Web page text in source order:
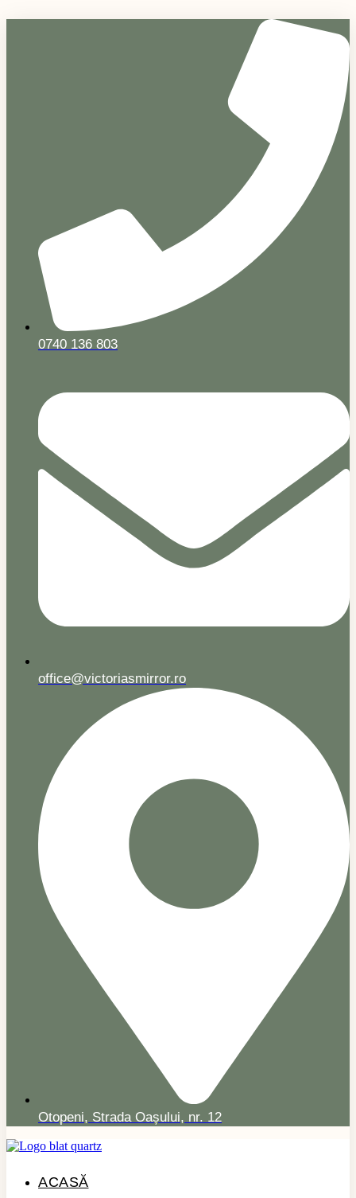
0740 136 803
office@victoriasmirror.ro
Otopeni, Strada Oașului, nr. 12
ACASĂ